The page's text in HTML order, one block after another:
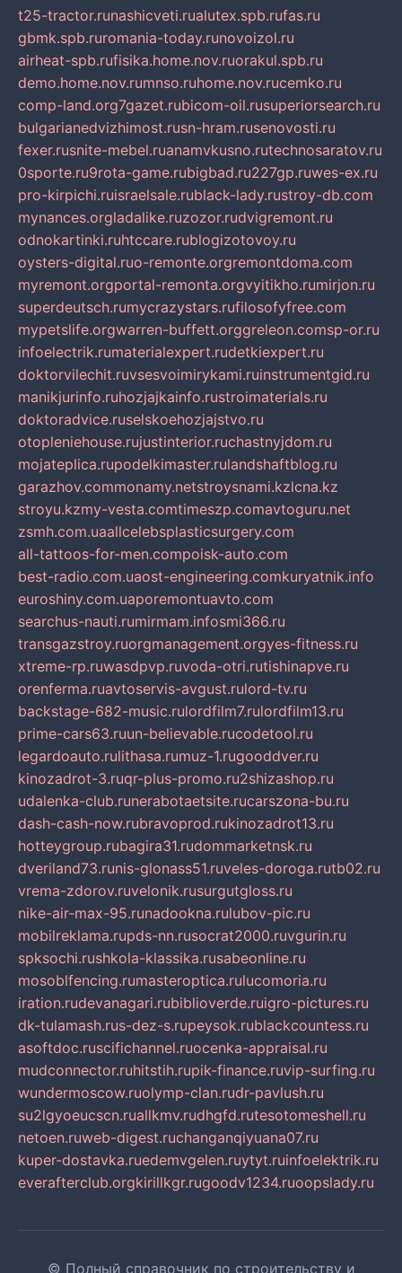
t25-tractor.runashicveti.rualutex.spb.rufas.ru
gbmk.spb.ruromania-today.runovoizol.ru
airheat-spb.rufisika.home.nov.ruorakul.spb.ru
demo.home.nov.rumnso.ruhome.nov.rucemko.ru
comp-land.org7gazet.rubicom-oil.rusuperiorsearch.ru
bulgarianedvizhimost.rusn-hram.rusenovosti.ru
fexer.rusnite-mebel.ruanamvkusno.rutechnosaratov.ru
0sporte.ru9rota-game.rubigbad.ru227gp.ruwes-ex.ru
pro-kirpichi.ruisraelsale.rublack-lady.rustroy-db.com
mynances.orgladalike.ruzozor.rudvigremont.ru
odnokartinki.ruhtccare.rublogizotovoy.ru
oysters-digital.ruo-remonte.orgremontdoma.com
myremont.orgportal-remonta.orgvyitikho.rumirjon.ru
superdeutsch.rumycrazystars.rufilosofyfree.com
mypetslife.orgwarren-buffett.orggreleon.comsp-or.ru
infoelectrik.rumaterialexpert.rudetkiexpert.ru
doktorvilechit.ruvsesvoimirykami.ruinstrumentgid.ru
manikjurinfo.ruhozjajkainfo.rustroimaterials.ru
doktoradvice.ruselskoehozjajstvo.ru
otopleniehouse.rujustinterior.ruchastnyjdom.ru
mojateplica.rupodelkimaster.rulandshaftblog.ru
garazhov.commonamy.netstroysnami.kzlcna.kz
stroyu.kzmy-vesta.comtimeszp.comavtoguru.net
zsmh.com.uaallcelebsplasticsurgery.com
all-tattoos-for-men.compoisk-auto.com
best-radio.com.uaost-engineering.comkuryatnik.info
euroshiny.com.uaporemontuavto.com
searchus-nauti.rumirmam.infosmi366.ru
transgazstroy.ruorgmanagement.orgyes-fitness.ru
xtreme-rp.ruwasdpvp.ruvoda-otri.rutishinapve.ru
orenferma.ruavtoservis-avgust.rulord-tv.ru
backstage-682-music.rulordfilm7.rulordfilm13.ru
prime-cars63.ruun-believable.rucodetool.ru
legardoauto.rulithasa.rumuz-1.rugooddver.ru
kinozadrot-3.ruqr-plus-promo.ru2shizashop.ru
udalenka-club.runerabotaetsite.rucarszona-bu.ru
dash-cash-now.rubravoprod.rukinozadrot13.ru
hotteygroup.rubagira31.rudommarketnsk.ru
dveriland73.runis-glonass51.ruveles-doroga.rutb02.ru
vrema-zdorov.ruvelonik.rusurgutgloss.ru
nike-air-max-95.runadookna.rulubov-pic.ru
mobilreklama.rupds-nn.rusocrat2000.ruvgurin.ru
spksochi.rushkola-klassika.rusabeonline.ru
mosoblfencing.rumasteroptica.rulucomoria.ru
iration.rudevanagari.rubiblioverde.ruigro-pictures.ru
dk-tulamash.rus-dez-s.rupeysok.rublackcountess.ru
asoftdoc.ruscifichannel.ruocenka-appraisal.ru
mudconnector.ruhitstih.rupik-finance.ruvip-surfing.ru
wundermoscow.ruolymp-clan.rudr-pavlush.ru
su2lgyoeucscn.ruallkmv.rudhgfd.rutesotomeshell.ru
netoen.ruweb-digest.ruchanganqiyuana07.ru
kuper-dostavka.ruedemvgelen.ruytyt.ruinfoelektrik.ru
everafterclub.orgkirillkgr.rugoodv1234.ruoopslady.ru
© Полный справочник по строительству и